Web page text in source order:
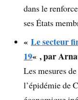
dans le
ses États
«Le secteur
19« , par
Les mesures
l’épidémie de